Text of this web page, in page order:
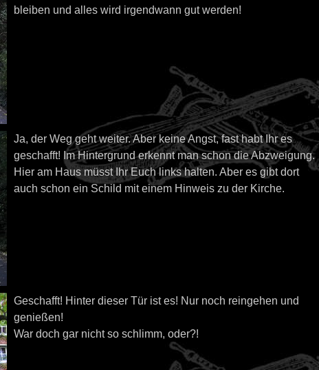
bleiben und alles wird irgendwann gut werden!
Ja, der Weg geht weiter. Aber keine Angst, fast habt Ihr es
geschafft! Im Hintergrund erkennt man schon die Abzweigung.
Hier am Haus müsst Ihr Euch links halten. Aber es gibt dort
auch schon ein Schild mit einem Hinweis zu der Kirche.
Geschafft! Hinter dieser Tür ist es! Nur noch reingehen und
genießen!
War doch gar nicht so schlimm, oder?!